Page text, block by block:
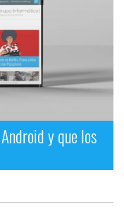
y que los